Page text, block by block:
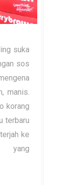
suka
sos
manis.
korang
terbaru
ke
yang